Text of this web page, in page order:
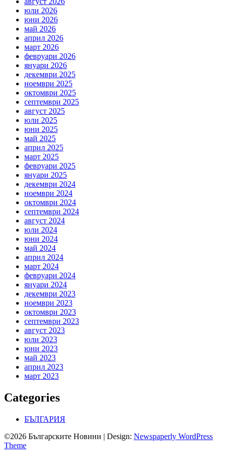
юли 2026
юни 2026
май 2026
април 2026
март 2026
февруари 2026
януари 2026
декември 2025
ноември 2025
октомври 2025
септември 2025
август 2025
юли 2025
юни 2025
май 2025
април 2025
март 2025
февруари 2025
януари 2025
декември 2024
ноември 2024
октомври 2024
септември 2024
август 2024
юли 2024
юни 2024
май 2024
април 2024
март 2024
февруари 2024
януари 2024
декември 2023
ноември 2023
октомври 2023
септември 2023
август 2023
юли 2023
юни 2023
май 2023
април 2023
март 2023
Categories
БЪЛГАРИЯ
©2026 Българските Новини | Design: Newspaperly WordPress
Theme